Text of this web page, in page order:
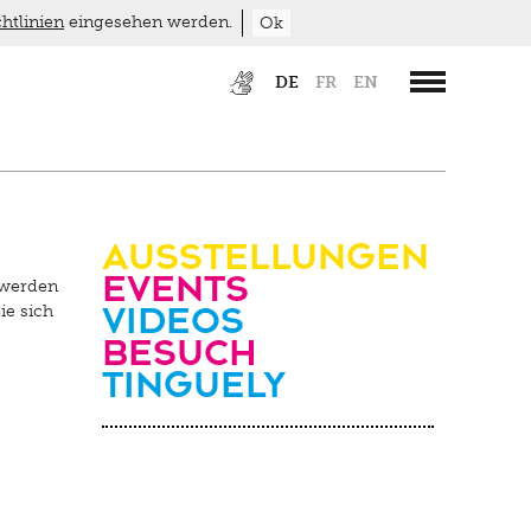
DE FR EN
sich
Ausstellungen
Events
Videos
Besuch
Tinguely
eingesehen werden. Ok